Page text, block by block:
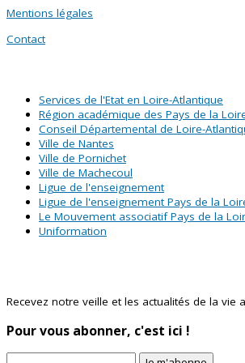
Mentions légales
Contact
Services de l'Etat en Loire-Atlantique
Région académique des Pays de la
Conseil Départemental de Loire-
Ville de Nantes
Ville de Pornichet
Ville de Machecoul
Ligue de l'enseignement
Ligue de l'enseignement Pays de la
Le Mouvement associatif Pays de la
Uniformation
Recevez notre veille et les actualités de la vie
Pour vous abonner, c'est ici !